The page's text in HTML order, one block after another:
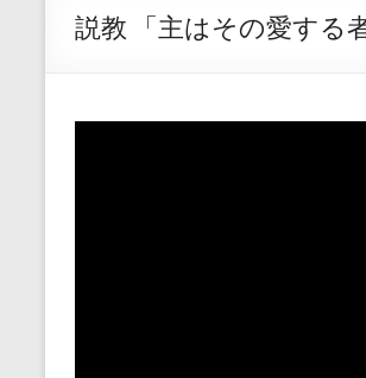
説教 「主はその愛する